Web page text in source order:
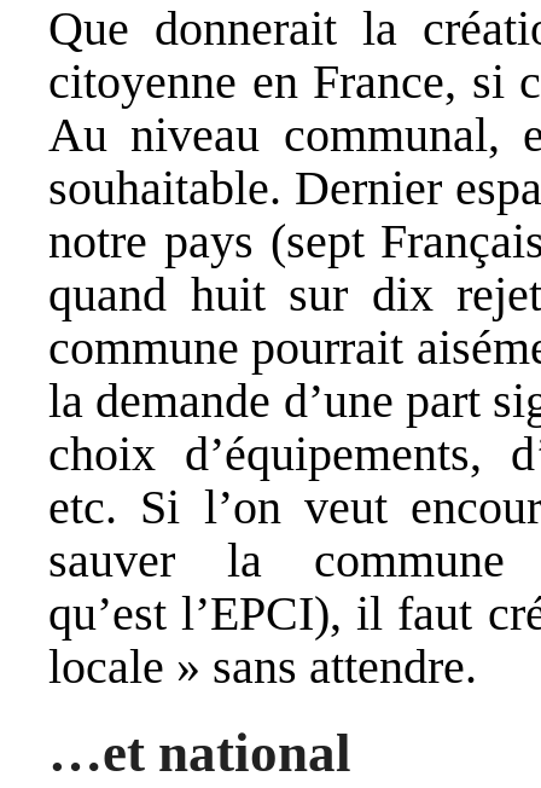
Que donnerait la
citoyenne en France, si
Au niveau communal,
souhaitable. Dernier
notre pays (sept
quand huit sur dix
commune pourrait
la demande d’une part
choix d’équipements,
etc. Si l’on veut
sauver la
qu’estl’EPCI), il faut
locale » sans attendre.
…et national